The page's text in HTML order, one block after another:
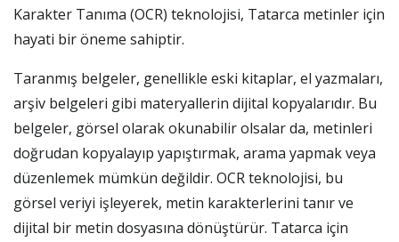
Karakter Tanıma (OCR) teknolojisi, Tatarca metinler için
hayati bir öneme sahiptir.
Taranmış belgeler, genellikle eski kitaplar, el yazmaları,
arşiv belgeleri gibi materyallerin dijital kopyalarıdır. Bu
belgeler, görsel olarak okunabilir olsalar da, metinleri
doğrudan kopyalayıp yapıştırmak, arama yapmak veya
düzenlemek mümkün değildir. OCR teknolojisi, bu
görsel veriyi işleyerek, metin karakterlerini tanır ve
dijital bir metin dosyasına dönüştürür. Tatarca için